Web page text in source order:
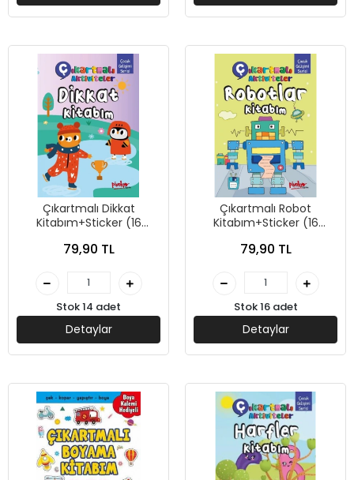
Çıkartmalı Dikkat
Kitabım+Sticker (16
79,90 TL
Stok 14 adet
Detaylar
Çıkartmalı Robot
Kitabım+Sticker (16
79,90 TL
Stok 16 adet
Detaylar